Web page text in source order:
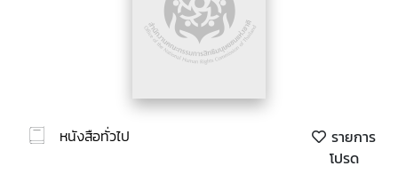
หนังสือทั่วไป
รายการ
โปรด